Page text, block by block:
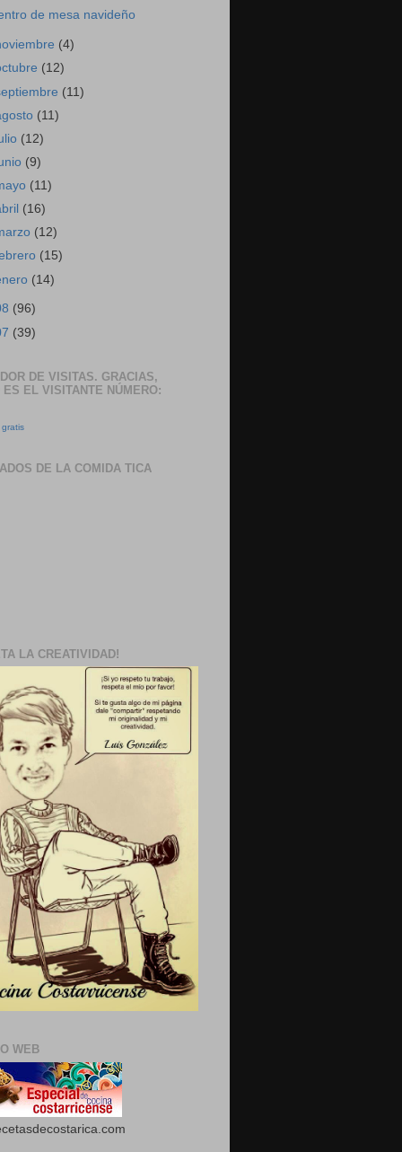
de mesa navideño
(4)
(12)
(11)
(11)
(12)
(9)
(11)
(16)
(12)
(15)
(14)
(96)
(39)
DE VISITAS. GRACIAS,
ES EL VISITANTE NÚMERO:
DE LA COMIDA TICA
LA CREATIVIDAD!
WEB